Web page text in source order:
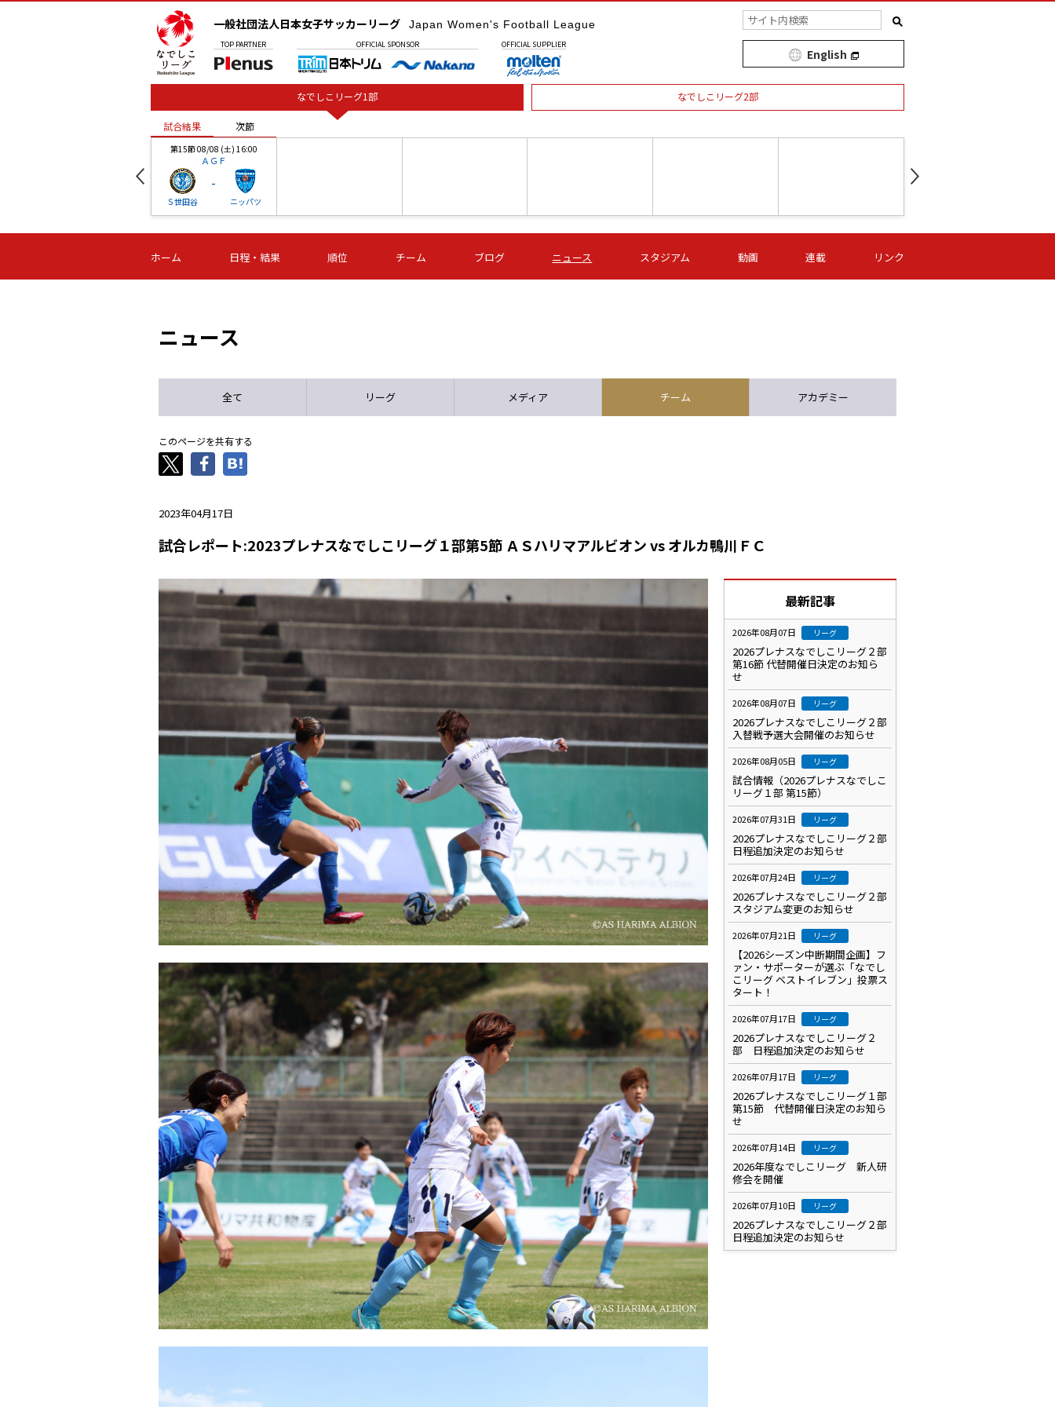
一般社団法人日本女子サッカーリーグ Japan Women's Football League
TOP PARTNER OFFICIAL SPONSOR OFFICIAL SUPPLIER
English
なでしこリーグ1部 なでしこリーグ2部
試合結果 次節
第15節 08/08 (土) 16:00
ＡＧＦ
Ｓ世田谷
-
ニッパツ
-
第16節 09/05 (土) 15:00
ニッパツ
-
第16節 09/05 (土) 15:00
石人の星
-
第16節 09/05 (土) 16:00
ＡＧＦ
-
いちご
-
第16節 09/06 (日) 15:00
-
第16節 09/06 (日) 15:00
- -
試合結果 次節
ホーム 日程・結果 順位 チーム ブログ ニュース スタジアム 動画 連載 リンク
ニュース
全て リーグ メディア チーム アカデミー
このページを共有する
2023年04月17日
試合レポート:2023プレナスなでしこリーグ１部第5節 ＡＳハリマアルビオン vs オルカ鴨川ＦＣ
最新記事
2026年08月07日 リーグ
2026プレナスなでしこリーグ２部
第16節 代替開催日決定のお知ら
せ
2026年08月07日 リーグ
2026プレナスなでしこリーグ２部
入替戦予選大会開催のお知らせ
2026年08月05日 リーグ
試合情報（2026プレナスなでしこ
リーグ１部 第15節）
2026年07月31日 リーグ
2026プレナスなでしこリーグ２部
日程追加決定のお知らせ
2026年07月24日 リーグ
2026プレナスなでしこリーグ２部
スタジアム変更のお知らせ
2026年07月21日 リーグ
【2026シーズン中断期間企画】フ
ァン・サポーターが選ぶ「なでし
こリーグ ベストイレブン」投票ス
タート！
2026年07月17日 リーグ
2026プレナスなでしこリーグ２
部 日程追加決定のお知らせ
2026年07月17日 リーグ
2026プレナスなでしこリーグ１部
第15節 代替開催日決定のお知ら
せ
2026年07月14日 リーグ
2026年度なでしこリーグ 新人研
修会を開催
2026年07月10日 リーグ
2026プレナスなでしこリーグ２部
日程追加決定のお知らせ